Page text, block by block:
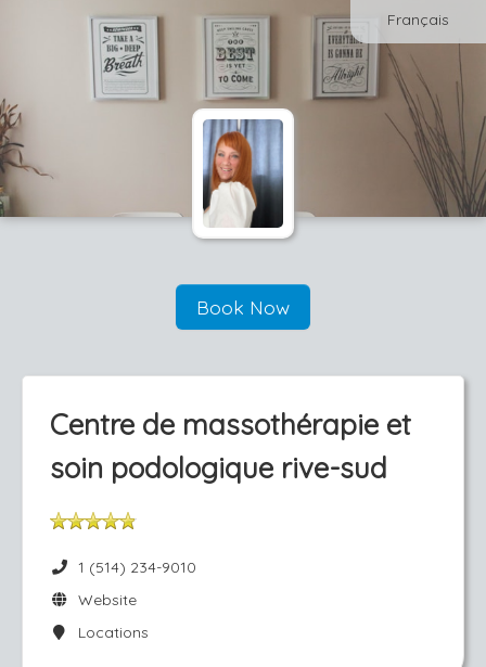
Français
Book Now
Centre de massothérapie et
soin podologique rive-sud
1 (514) 234-9010
Website
Locations